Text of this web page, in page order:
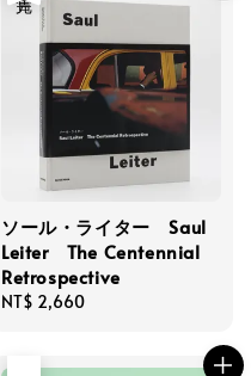
ソール・ライター Saul
Leiter The Centennial
Retrospective
Regular
NT$ 2,660